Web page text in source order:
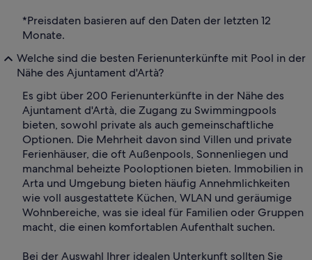
*Preisdaten basieren auf den Daten der letzten 12
Monate.
Welche sind die besten Ferienunterkünfte mit Pool in der
Nähe des Ajuntament d'Artà?
Es gibt über 200 Ferienunterkünfte in der Nähe des
Ajuntament d'Artà, die Zugang zu Swimmingpools
bieten, sowohl private als auch gemeinschaftliche
Optionen. Die Mehrheit davon sind Villen und private
Ferienhäuser, die oft Außenpools, Sonnenliegen und
manchmal beheizte Pooloptionen bieten. Immobilien in
Arta und Umgebung bieten häufig Annehmlichkeiten
wie voll ausgestattete Küchen, WLAN und geräumige
Wohnbereiche, was sie ideal für Familien oder Gruppen
macht, die einen komfortablen Aufenthalt suchen.
Bei der Auswahl Ihrer idealen Unterkunft sollten Sie